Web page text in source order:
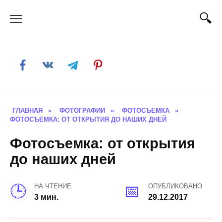
ГЛАВНАЯ » ФОТОГРАФИИ » ФОТОСЪЕМКА
»
ФОТОСЪЕМКА: ОТ ОТКРЫТИЯ ДО НАШИХ ДНЕЙ
Фотосъемка: от открытия
до наших дней
НА ЧТЕНИЕ
3 мин.
ОПУБЛИКОВАНО
29.12.2017